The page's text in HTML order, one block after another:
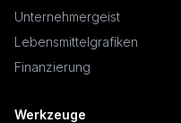
Unternehmergeist
Lebensmittelgrafiken
Finanzierung
Werkzeuge